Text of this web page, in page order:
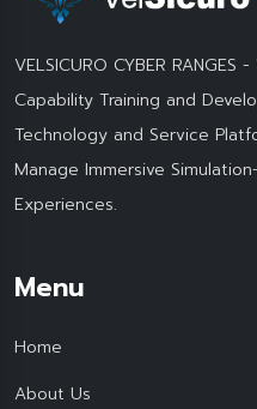
VELSICURO CYBER
Capability Training and
Technology and Service
Manage Immersive
Experiences.
Menu
Home
About Us